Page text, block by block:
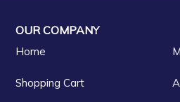
OUR COMPANY
Home
Shopping Cart